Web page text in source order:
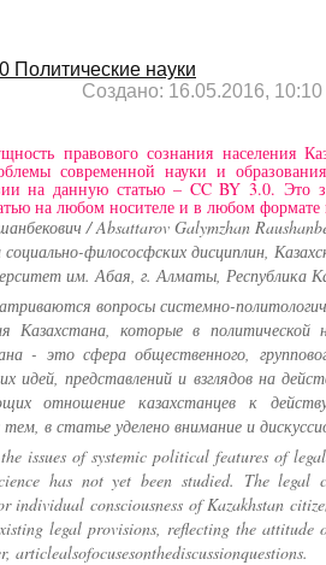
Политические науки
Создано: 16.05.2016, 10:10
правового сознания населения
современной науки и
на данную статью – CC BY 3.0. Это
на любом носителе и в любом формате
/ Absattarov Galymzhan
филососфских дисциплин,
им. Абая, г. Алматы, Республика
вопросы системно-
Казахстана, которые в
- это сфера общественного,
идей, представлений и взглядов на
отношение казахстанцев к
в статье уделено внимание и
issues of systemic political features of
has not yet been studied. The legal
individual consciousness of Kazakhstan
legal provisions, reflecting the attitude
articlealsofocusesonthediscussionquestions.